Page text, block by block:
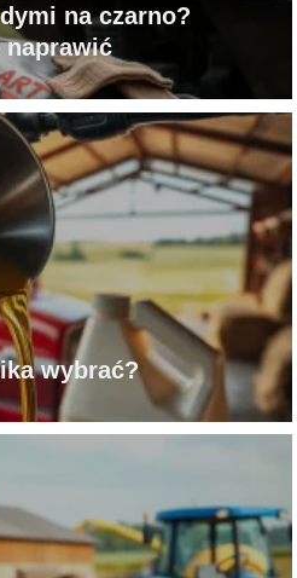
na czarno?
naprawić
wybrać?